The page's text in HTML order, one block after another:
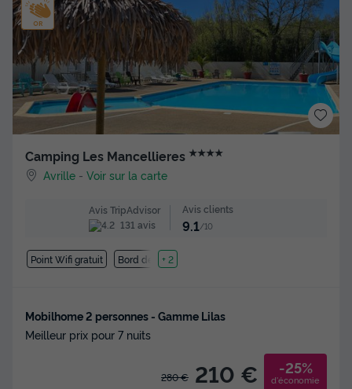
Camping Les Mancellieres ★★★★
Avrille -Voir sur la carte
Avis TripAdvisor
131 avis
Avis clients
9.1/10
Point Wifi gratuit Bord de mer
+ 2
Mobilhome 2 personnes - Gamme Lilas
Meilleur prix pour 7 nuits
280 € 210 € -25%
d'économie